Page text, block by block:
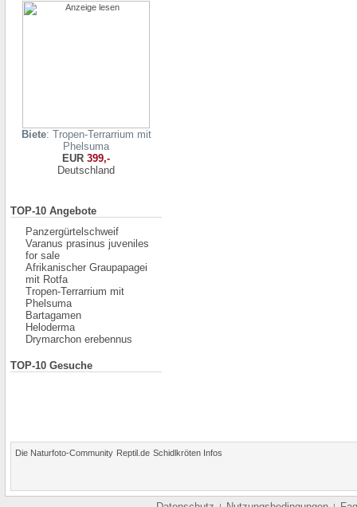
Biete: Tropen-Terrarrium mit
Phelsuma
EUR 399,-
Deutschland
TOP-10 Angebote
Panzergürtelschweif
Varanus prasinus juveniles
for sale
Afrikanischer Graupapagei
mit Rotfa
Tropen-Terrarrium mit
Phelsuma
Bartagamen
Heloderma
Drymarchon erebennus
TOP-10 Gesuche
Die Naturfoto-Community Reptil.de Schidlkröten Infos